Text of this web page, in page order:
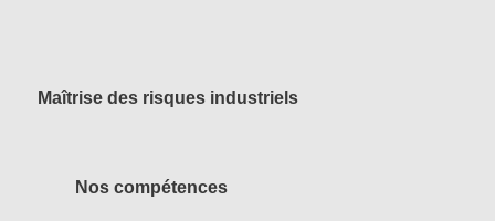
Maîtrise des risques industriels
Nos compétences